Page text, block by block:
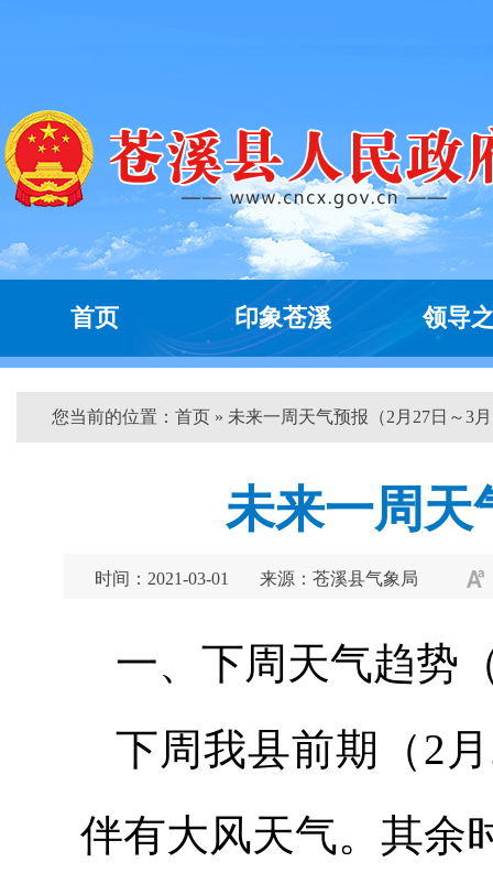
首页 印象苍溪 领导
您当前的位置： 首页 » 未来一周天气预报（2月27日～3
未来一周天
时间：2021-03-01 来源：苍溪县气象局
一、下周天气趋势
下周我县前期（2
伴有大风天气。其余